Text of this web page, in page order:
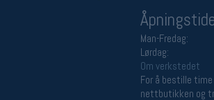
Man-Fredag:
Lørdag:
Om verkstedet
For å bestille
nettbutikken og